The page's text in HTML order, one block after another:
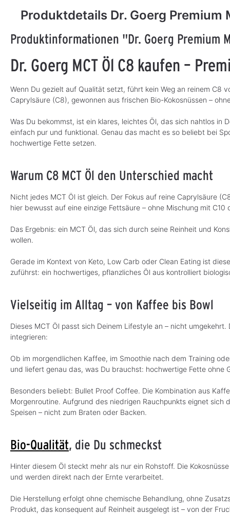
Produktdetails Dr. Goerg Premium
Produktinformationen "Dr. Goerg Premium
Dr. Goerg MCT Öl C8 kaufen –
Wenn Du gezielt auf Qualität setzt, führt kein Weg an reinem C8
Caprylsäure (C8), gewonnen aus frischen Bio-Kokosnüssen –
Was Du bekommst, ist ein klares, leichtes Öl, das sich nahtlos in
einfach pur und funktional. Genau das macht es so beliebt bei
hochwertige Fette setzen.
Warum C8 MCT Öl den Unterschied macht
Nicht jedes MCT Öl ist gleich. Der Fokus auf reine Caprylsäure
hier bewusst auf eine einzige Fettsäure – ohne Mischung mit C10
Das Ergebnis: ein MCT Öl, das sich durch seine Reinheit und
wollen.
Gerade im Kontext von Keto, Low Carb oder Clean Eating ist
zuführst: ein hochwertiges, pflanzliches Öl aus kontrolliert
Vielseitig im Alltag – von Kaffee bis Bowl
Dieses MCT Öl passt sich Deinem Lifestyle an – nicht
integrieren:
Ob im morgendlichen Kaffee, im Smoothie nach dem Training
und liefert genau das, was Du brauchst: hochwertige Fette ohne
Besonders beliebt: Bullet Proof Coffee. Die Kombination aus
Morgenroutine. Aufgrund des niedrigen Rauchpunkts eignet
Speisen – nicht zum Braten oder Backen.
Bio-Qualität, die Du schmeckst
Hinter diesem Öl steckt mehr als nur ein Rohstoff. Die
und werden direkt nach der Ernte verarbeitet.
Die Herstellung erfolgt ohne chemische Behandlung, ohne
Produkt, das konsequent auf Reinheit ausgelegt ist – von der